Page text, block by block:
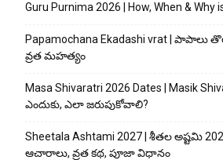
Guru Purnima 2026 | How, When & Why
Papamochana Ekadashi vrat |
వ్రత మహత్యం
Masa Shivaratri 2026 Dates | Masik
ఎందుకు, ఎలా జరుపుకోవాలి?
Sheetala Ashtami 2027 | శీతల అష్టమి
ఆచారాలు, వ్రత కథ, పూజా విధానం